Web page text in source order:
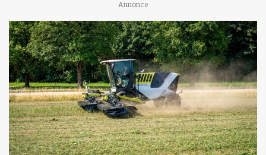
Annonce